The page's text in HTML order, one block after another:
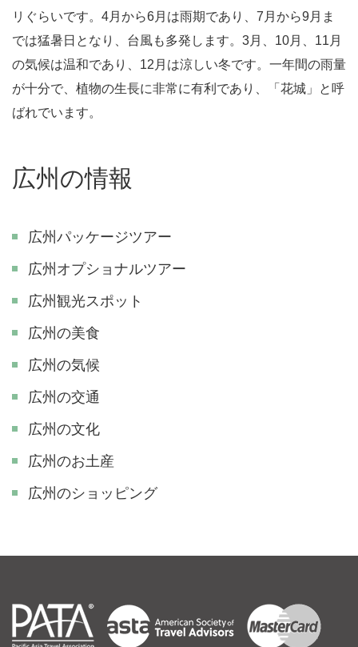
リぐらいです。4月から6月は雨期であり、7月から9月ま
では猛暑日となり、台風も多発します。3月、10月、11月
の気候は温和であり、12月は涼しい冬です。一年間の雨量
が十分で、植物の生長に非常に有利であり、「花城」と呼
ばれでいます。
広州の情報
広州パッケージツアー
広州オプショナルツアー
広州観光スポット
広州の美食
広州の気候
広州の交通
広州の文化
広州のお土産
広州のショッピング